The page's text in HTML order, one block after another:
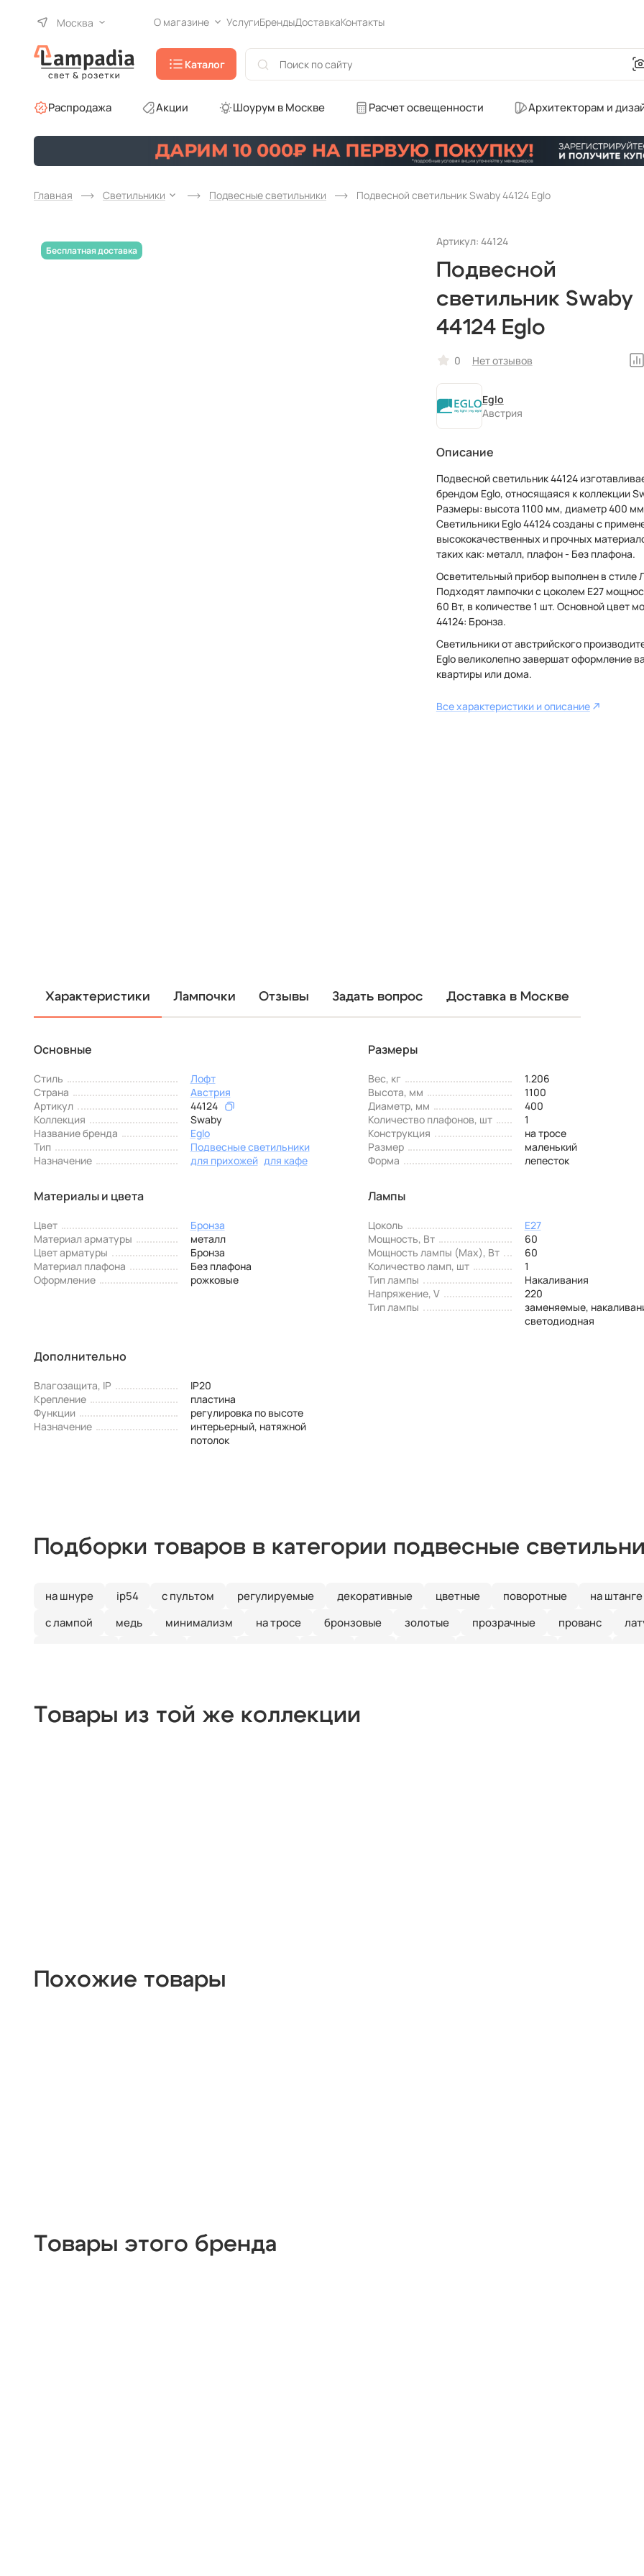
Москва О магазине УслугиБрендыДоставкаКонтакты
Каталог
Распродажа Акции Шоурум в Москве Расчет освещенности Архитекторам и
Главная Светильники Подвесные светильники Подвесной светильник Swaby 44124 Eglo
Артикул: 44124
Подвесной
светильник Swaby
44124 Eglo
0 Нет отзывов
Eglo
Австрия
Описание
Подвесной светильник 44124
брендом Eglo, относящаяся к коллекции
Размеры: высота 1100 мм, диаметр 400 мм.
Светильники Eglo 44124 созданы с
высококачественных и прочных
таких как: металл, плафон - Без плафона.
Осветительный прибор выполнен в стиле
Подходят лампочки с цоколем E27
60 Вт, в количестве 1 шт. Основной цвет
44124: Бронза.
Светильники от австрийского
Eglo великолепно завершат оформление
квартиры или дома.
Все характеристики и описание
Характеристики Лампочки Отзывы Задать вопрос Доставка в Москве
Основные
Стиль
Лофт
Страна
Австрия
Артикул
44124
Коллекция
Swaby
Название бренда
Eglo
Тип
Подвесные светильники
Назначение
для прихожей для кафе
Размеры
Вес, кг
1.206
Высота, мм
1100
Диаметр, мм
400
Количество плафонов, шт
1
Конструкция
на тросе
Размер
маленький
Форма
лепесток
Материалы и цвета
Цвет
Бронза
Материал арматуры
металл
Цвет арматуры
Бронза
Материал плафона
Без плафона
Оформление
рожковые
Лампы
Цоколь
E27
Мощность, Вт
60
Мощность лампы (Max), Вт
60
Количество ламп, шт
1
Тип лампы
Накаливания
Напряжение, V
220
Тип лампы
заменяемые,
светодиодная
Дополнительно
Влагозащита, IP
IP20
Крепление
пластина
Функции
регулировка по высоте
Назначение
интерьерный, натяжной
потолок
Подборки товаров в категории подвесные
на шнуре ip54 с пультом регулируемые декоративные цветные поворотные
на штанге
с лампой
медь минимализм на тросе бронзовые золотые прозрачные прованс
деревянные
из цветного стекла
Товары из той же коллекции
Похожие товары
Товары этого бренда